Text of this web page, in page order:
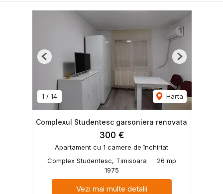
1 / 14 Harta
Previous Next
Complexul Studentesc garsoniera renovata
300 €
Apartament cu 1 camere de închiriat
Complex Studentesc, Timisoara
26 mp
1975
Vezi mai multe detalii